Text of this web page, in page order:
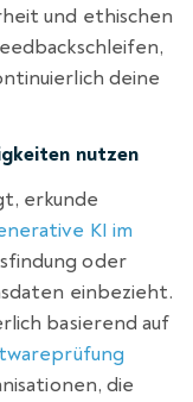
und ethischen
deine
nutzen
erkunde
KI im
oder
einbezieht.
basierend auf
die